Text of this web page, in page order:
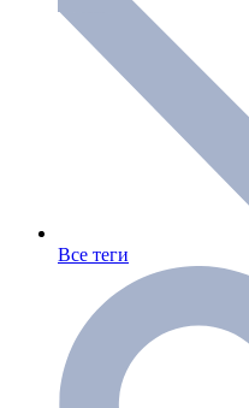
Все теги